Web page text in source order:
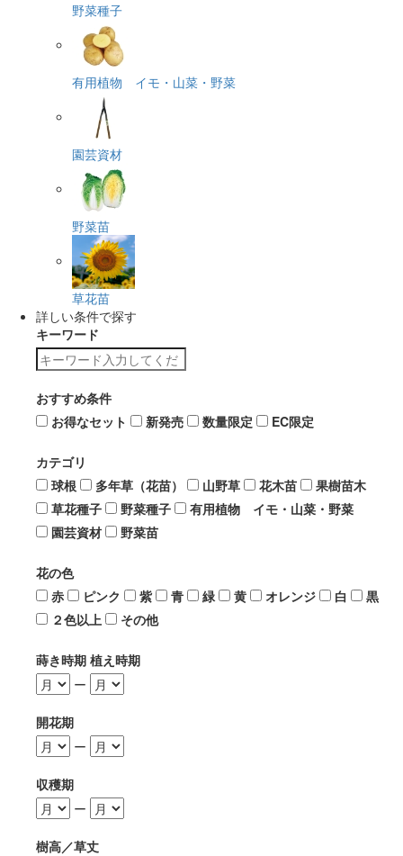
野菜種子
有用植物 イモ・山菜・野菜
園芸資材
野菜苗
草花苗
詳しい条件で探す
キーワード
おすすめ条件
お得なセット
新発売 数量限定 EC限定
カテゴリ
球根
多年草（花苗） 山野草 花木苗
果樹苗木
草花種子
野菜種子
有用植物 イモ・山菜・野菜
園芸資材
野菜苗
花の色
赤
ピンク 紫 青 緑 黄 オレンジ 白
黒
２色以上
その他
蒔き時期 植え時期
ー
開花期
ー
収穫期
ー
樹高／草丈